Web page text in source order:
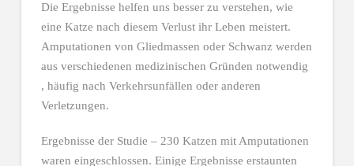
Die Ergebnisse helfen uns besser zu verstehen, wie
eine Katze nach diesem Verlust ihr Leben meistert.
Amputationen von Gliedmassen oder Schwanz werden
aus verschiedenen medizinischen Gründen notwendig
, häufig nach Verkehrsunfällen oder anderen
Verletzungen.
Ergebnisse der Studie – 230 Katzen mit Amputationen
waren eingeschlossen. Einige Ergebnisse erstaunten